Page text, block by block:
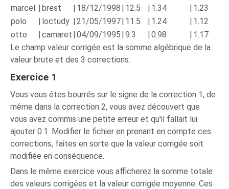
marcel |brest | 18/12/1998 | 12.5 | 1.34 | 1.23
polo
| loctudy |21/05/1997| 11.5 | 1.24 | 1.12
otto
|camaret |04/09/1995 |9.3 |0.98 | 1.17
Le champ valeur corrigée est la somme algébrique de la
valeur brute et des 3 corrections.
Exercice 1
Vous vous êtes bourrés sur le signe de la correction 1, de
même dans la correction 2, vous avez découvert que
vous avez commis une petite erreur et qu'il fallait lui
ajouter 0.1. Modifier le fichier en prenant en compte ces
corrections, faites en sorte que la valeur corrigée soit
modifiée en conséquence.
Dans le même exercice vous afficherez la somme totale
des valeurs corrigées et la valeur corrigée moyenne. Ces